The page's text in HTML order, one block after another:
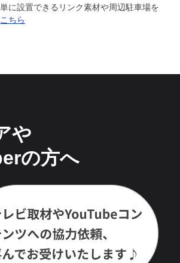
に設置できるリンク素材や周辺駐車場を
こちら
や
の方へ